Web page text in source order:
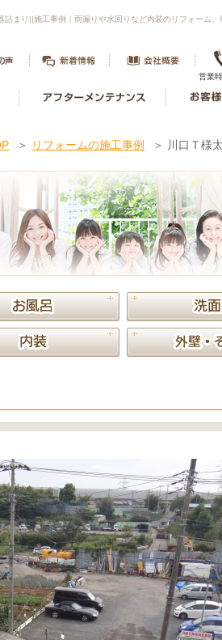
詰まり||施工事例｜雨漏りや水回りなど内装のリフォーム
営業
＞ リフォームの施工事例 ＞ 川口Ｔ様